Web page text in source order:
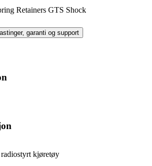
Retainers GTS Shock
garanti og support
kjøretøy